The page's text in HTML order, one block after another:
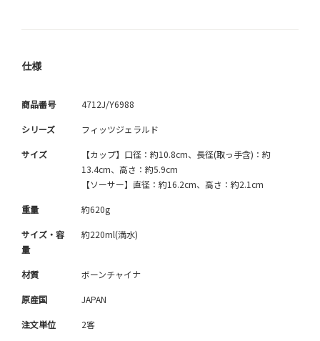
仕様
商品番号 4712J/Y6988
シリーズ フィッツジェラルド
サイズ
【カップ】口径：約10.8cm、長径(取っ手含)：約
13.4cm、高さ：約5.9cm
【ソーサー】直径：約16.2cm、高さ：約2.1cm
重量 約620g
サイズ・容
量
約220ml(満水)
材質 ボーンチャイナ
原産国 JAPAN
注文単位 2客